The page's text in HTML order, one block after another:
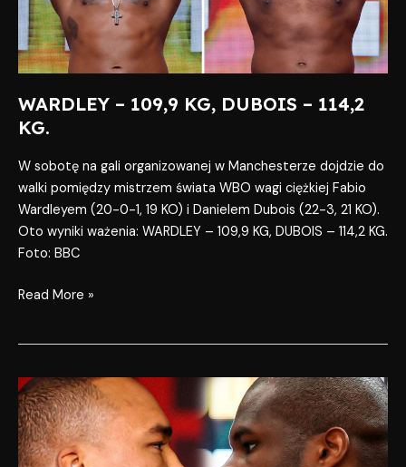
WARDLEY – 109,9 KG, DUBOIS – 114,2
KG.
W sobotę na gali organizowanej w Manchesterze dojdzie do
walki pomiędzy mistrzem świata WBO wagi ciężkiej Fabio
Wardleyem (20-0-1, 19 KO) i Danielem Dubois (22-3, 21 KO).
Oto wyniki ważenia: WARDLEY – 109,9 KG, DUBOIS – 114,2 KG.
Foto: BBC
114,2
KG.
Read More »
Wardley
vs
Dubois